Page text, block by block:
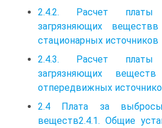
2.4.2. Расчет
загрязняющих
стационарных источников
2.4.3. Расчет
загрязняющих
отпередвижных
2.4 Плата за выбросы
веществ2.4.1. Общие